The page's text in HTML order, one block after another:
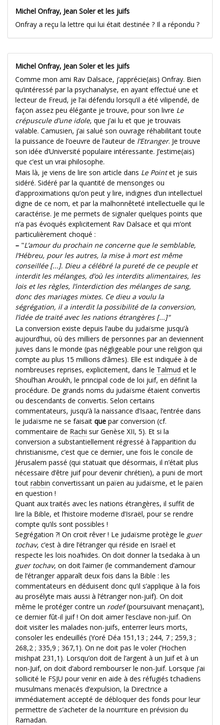
Michel Onfray, Jean Soler et les juifs
Onfray a reçu la lettre qui lui était destinée ? Il a répondu ?
Michel Onfray, Jean Soler et les juifs
Comme mon ami Rav Dalsace, j’apprécie(ais) Onfray. Bien
qu’intéressé par la psychanalyse, en ayant effectué une et
lecteur de Freud, je l’ai défendu lorsqu’il a été vilipendé, de
façon assez peu élégante je trouve, pour son livre Le
crépuscule d’une idole, que j’ai lu et que je trouvais
valable. Camusien, j’ai salué son ouvrage réhabilitant toute
la puissance de l’oeuvre de l’auteur de l’Etranger. Je trouve
son idée d’Université populaire intéressante. J’estime(ais)
que c’est un vrai philosophe.
Mais là, je viens de lire son article dans Le Pointet je suis
sidéré. Sidéré par la quantité de mensonges ou
d’approximations qu’on peut y lire, indignes d’un intellectuel
digne de ce nom, et par la malhonnêteté intellectuelle qui le
caractérise. Je me permets de signaler quelques points que
n’a pas évoqués explicitement Rav Dalsace et qui m’ont
particulièrement choqué :
– "L’amour du prochain ne concerne que le semblable,
l’Hébreu, pour les autres, la mise à mort est même
conseillée [...]. Dieu a célébré la pureté de ce peuple et
interdit les mélanges, d’où les interdits alimentaires, les
lois et les règles, l’interdiction des mélanges de sang,
donc des mariages mixtes. Ce dieu a voulu la
ségrégation, il a interdit la possibilité de la conversion,
l’idée de traité avec les nations étrangères [...]"
La conversion existe depuis l’aube du judaïsme jusqu’à
aujourd’hui, où des milliers de personnes par an deviennent
juives dans le monde (pas négligeable pour une religion qui
compte au plus 15 millions d’âmes). Elle est indiquée à de
nombreuses reprises, explicitement, dans le Talmud et le
Shoul’han Aroukh, le principal code de loi juif, en définit la
procédure. De grands noms du judaïsme étaient convertis
ou descendants de convertis. Selon certains
commentateurs, jusqu’à la naissance d’Isaac, l’entrée dans
le judaïsme ne se faisait que par conversion (cf.
commentaire de Rachi sur Genèse XII, 5). Et si la
conversion a substantiellement régressé à l’apparition du
christianisme, c’est que ce dernier, une fois le concile de
Jérusalem passé (qui statuait que désormais, il n’était plus
nécessaire d’être juif pour devenir chrétien), a puni de mort
tout rabbin convertissant un païen au judaïsme, et le païen
en question !
Quant aux traités avec les nations étrangères, il suffit de
lire la Bible, et l’histoire moderne d’Israël, pour se rendre
compte qu’ils sont possibles !
Segrégation ?! On croit rêver ! Le judaïsme protège le guer
tochav, c’est à dire l’étranger qui réside en Israël et
respecte les lois noa’hides. On doit donner la tsedaka à un
guer tochav, on doit l’aimer (le commandement d’amour
de l’étranger apparaît deux fois dans la Bible : les
commentateurs en déduisent donc qu’il s’applique à la fois
au prosélyte mais aussi à l’étranger non-juif). On doit
même le protéger contre un rodef(poursuivant menaçant),
ce dernier fût-il juif ! On doit aimer l’esclave non-juif. On
doit visiter les malades non-juifs, enterrer leurs morts,
consoler les endeuillés (Yoré Déa 151,13 ; 244, 7 ; 259,3 ;
268,2 ; 335,9 ; 367,1). On ne doit pas le voler (’Hochen
mishpat 231,1). Lorsqu’on doit de l’argent à un Juif et à un
non-Juif, on doit d’abord rembourser le non-Juif. Lorsque j’ai
sollicité le FSJU pour venir en aide à des réfugiés tchadiens
musulmans menacés d’expulsion, la Directrice a
immédiatement accepté de débloquer des fonds pour leur
permettre de s’acheter de la nourriture en prévision du
Ramadan.